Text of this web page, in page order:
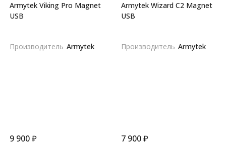
Armytek Viking Pro Magnet
USB
Производитель Armytek
9 900₽
Armytek Wizard C2 Magnet
USB
Производитель Armytek
7 900₽